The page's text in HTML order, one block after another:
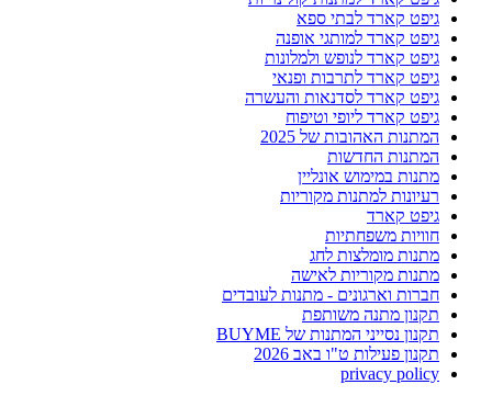
גיפט קארד לבתי ספא
גיפט קארד למותגי אופנה
גיפט קארד לנופש ולמלונות
גיפט קארד לתרבות ופנאי
גיפט קארד לסדנאות והעשרה
גיפט קארד ליופי וטיפוח
המתנות האהובות של 2025
המתנות החדשות
מתנות במימוש אונליין
רעיונות למתנות מקוריות
גיפט קארד
חוויות משפחתיות
מתנות מומלצות לחג
מתנות מקוריות לאישה
חברות וארגונים - מתנות לעובדים
תקנון מתנה משותפת
תקנון נסייני המתנות של BUYME
תקנון פעילות ט"ו באב 2026
privacy policy